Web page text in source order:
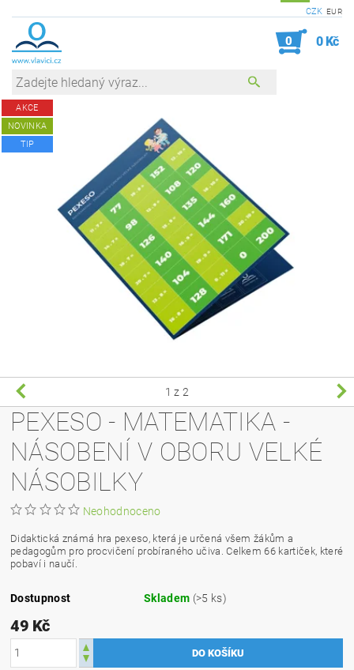
CZK EUR
0 0 Kč
AKCE
NOVINKA
TIP
1 z 2
PEXESO - MATEMATIKA -
NÁSOBENÍ V OBORU VELKÉ
NÁSOBILKY
Neohodnoceno
Didaktická známá hra pexeso, která je určená všem žákům a
pedagogům pro procvičení probíraného učiva. Celkem 66 kartiček, které
pobaví i naučí.
Dostupnost Skladem (>5 ks)
49 Kč